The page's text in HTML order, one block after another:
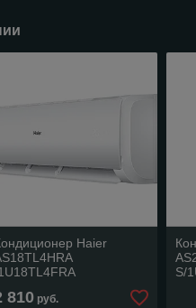
Haier
810руб.
S/